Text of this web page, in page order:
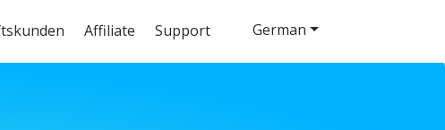
Affiliate Support German